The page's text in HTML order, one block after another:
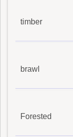
timber
brawl
Forested